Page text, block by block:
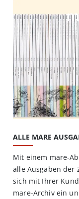
ALLE MARE
Mit einem mare-
alle Ausgaben der
sich mit Ihrer
mare-Archiv ein